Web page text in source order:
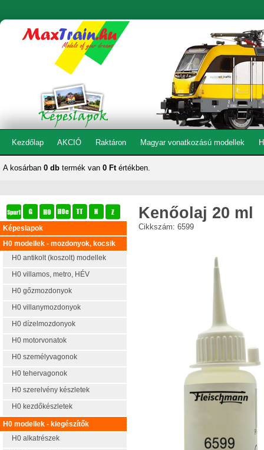
Kezdőlap AKCIÓ Raktáron Magyar vonatkozású modellek
A kosárban 0 db termék van 0 Ftértékben.
Képeslapok
H0 modellek - mozdonyok, kocsik
H0 antikolt (koszolt) modellek
H0 villamos, metro, HÉV
H0 gőzmozdonyok
H0 villanymozdonyok
H0 dízelmozdonyok
H0 motorvonatok
H0 személyvagonok
H0 tehervagonok
H0 szerelvény készletek
H0 kezdőkészletek
H0 modellek - kiegészítők
H0 alkatrészek
Kenőolaj 20 ml
Cikkszám: 6599